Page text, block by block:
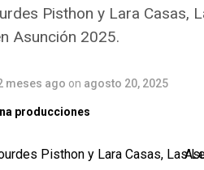
Pisthon y Lara Casas,
Asunción 2025.
meses ago on agosto 20, 2025
producciones